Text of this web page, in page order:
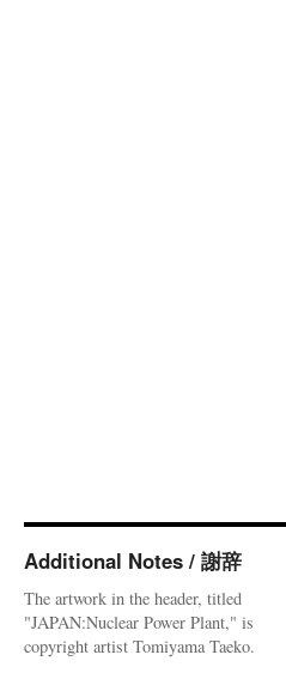
Additional Notes / 謝辞
The artwork in the header, titled
"JAPAN:Nuclear Power Plant," is
copyright artist Tomiyama Taeko.